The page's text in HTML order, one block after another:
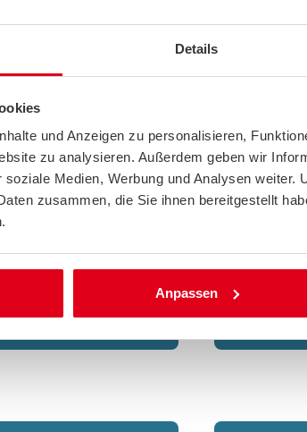
Details
und Anzeigen zu personalisieren,
zu analysieren. Außerdem geben wir
Medien, Werbung und Analysen weiter.
zusammen, die Sie ihnen bereitgestellt
Anpassen
ZU TUN
drohen weitere
Öl-Knappheit und
Aus Sicht des ACE
den Blick zu nehmen:
einem Positionspapier